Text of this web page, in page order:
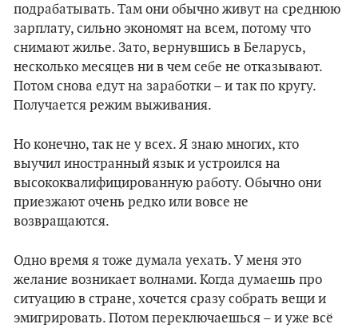
подрабатывать. Там они обычно живут на среднюю
зарплату, сильно экономят на всем, потому что
снимают жилье. Зато, вернувшись в Беларусь,
несколько месяцев ни в чем себе не отказывают.
Потом снова едут на заработки – и так по кругу.
Получается режим выживания.
Но конечно, так не у всех. Я знаю многих, кто
выучил иностранный язык и устроился на
высококвалифицированную работу. Обычно они
приезжают очень редко или вовсе не
возвращаются.
Одно время я тоже думала уехать. У меня это
желание возникает волнами. Когда думаешь про
ситуацию в стране, хочется сразу собрать вещи и
эмигрировать. Потом переключаешься – и уже всё